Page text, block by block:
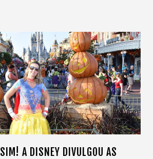
2025
A DISNEY DIVULGOU AS